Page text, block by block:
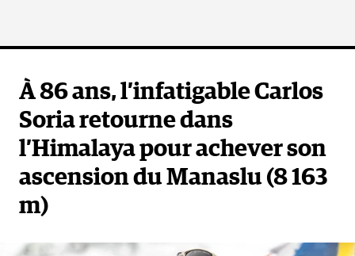
À 86 ans, l’infatigable Carlos
Soria retourne dans
l’Himalaya pour achever son
ascension du Manaslu (8 163
m)